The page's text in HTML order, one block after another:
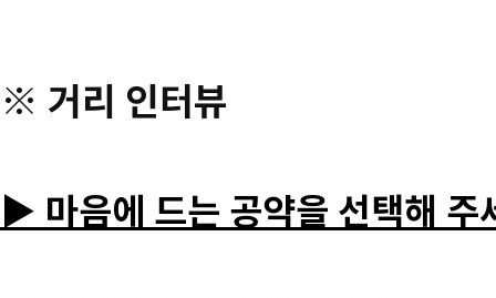
※ 거리 인터뷰
▶ 마음에 드는 공약을 선택해 주